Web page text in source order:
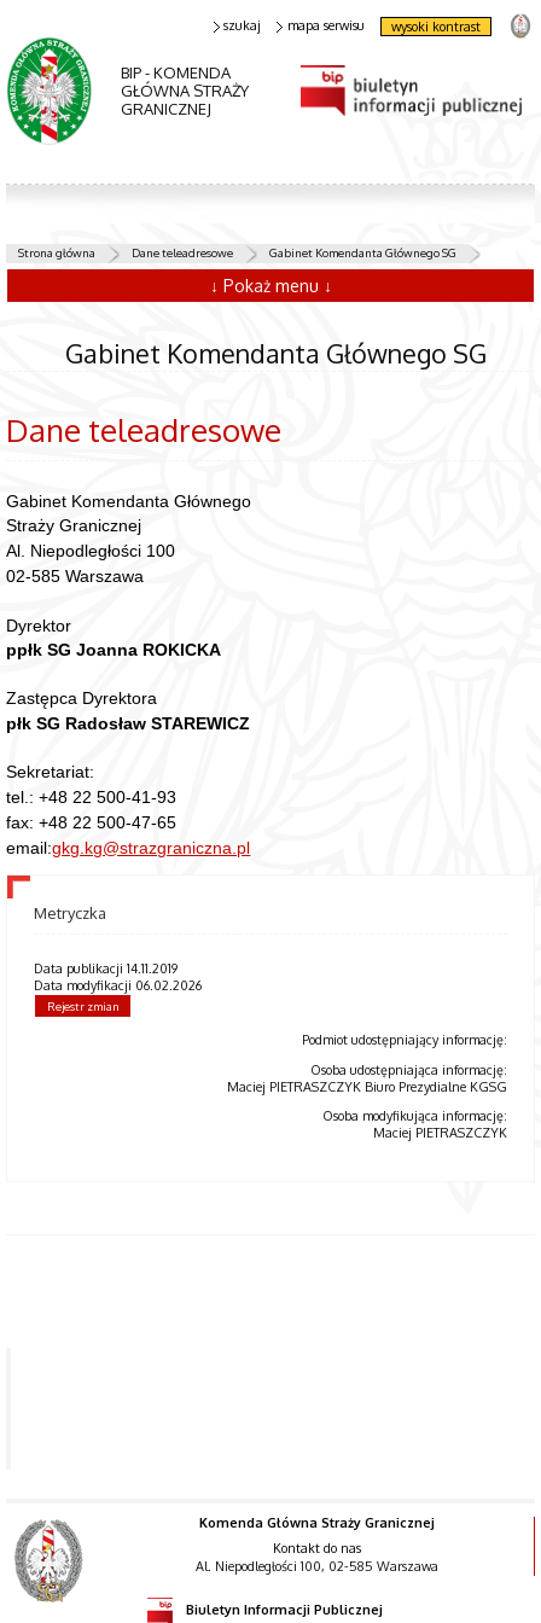
BIP - KOMENDA
GŁÓWNA STRAŻY
GRANICZNEJ
szukaj mapa serwisu wysoki kontrast
Strona główna Dane teleadresowe Gabinet Komendanta Głównego SG
↓ Pokaż menu ↓
Gabinet Komendanta Głównego SG
Dane teleadresowe
Gabinet Komendanta Głównego
Straży Granicznej
Al. Niepodległości 100
02-585 Warszawa
Dyrektor
ppłk SG Joanna ROKICKA
Zastępca Dyrektora
płk SG Radosław STAREWICZ
Sekretariat:
tel.: +48 22 500-41-93
fax: +48 22 500-47-65
email:gkg.kg@strazgraniczna.pl
Metryczka
Data publikacji 14.11.2019
Data modyfikacji 06.02.2026
Rejestr zmian
Podmiot udostępniający informację:
Osoba udostępniająca informację:
Maciej PIETRASZCZYK Biuro Prezydialne KGSG
Osoba modyfikująca informację:
Maciej PIETRASZCZYK
Komenda Główna Straży Granicznej
Kontakt do nas
Al. Niepodległości 100, 02-585 Warszawa
Biuletyn Informacji Publicznej